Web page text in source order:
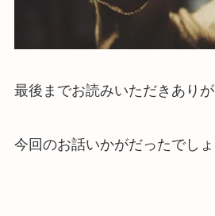
最後までお読みいただきありが
今回のお話いかがだったでしょ